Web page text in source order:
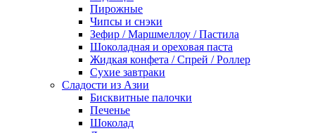
Пирожные
Чипсы и снэки
Зефир / Маршмеллоу / Пастила
Шоколадная и ореховая паста
Жидкая конфета / Спрей / Роллер
Сухие завтраки
Сладости из Азии
Бисквитные палочки
Печенье
Шоколад